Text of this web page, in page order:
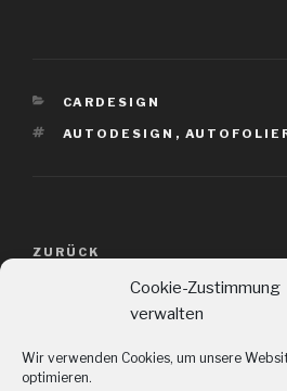
Cookie-Zustimmung
verwalten
Wir verwenden Cookies, um unsere
optimieren.
KATEGORIEN
CARDESIGN
SCHLAGWÖRTER
AUTODESIGN ,
Beitragsnavigation
Vorheriger
ZURÜCK
Außendarstellung
Beitrag
Tortendesign